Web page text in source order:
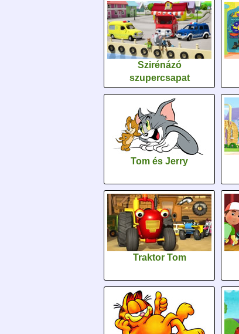
Szirénázó
szupercsapat
Tom és Jerry
Traktor Tom